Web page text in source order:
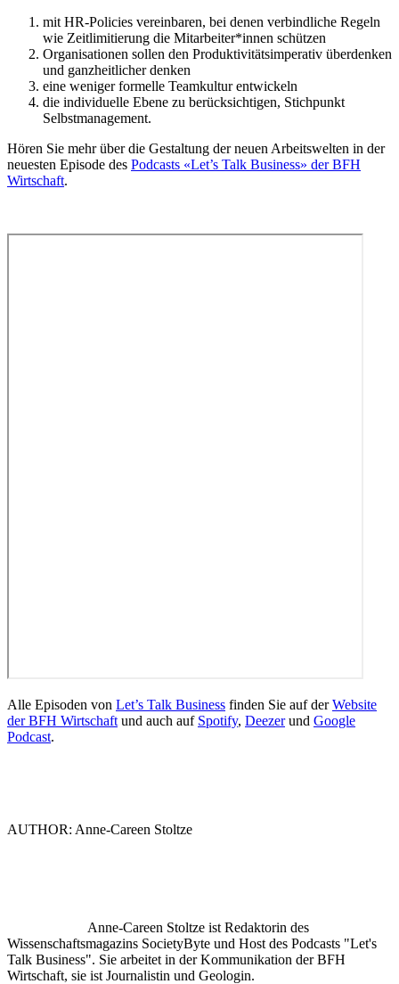
mit HR-Policies vereinbaren, bei denen verbindliche Regeln
wie Zeitlimitierung die Mitarbeiter*innen schützen
Organisationen sollen den Produktivitätsimperativ überdenken
und ganzheitlicher denken
eine weniger formelle Teamkultur entwickeln
die individuelle Ebene zu berücksichtigen, Stichpunkt
Selbstmanagement.
Hören Sie mehr über die Gestaltung der neuen Arbeitswelten in der
neuesten Episode des Podcasts «Let’s Talk Business» der BFH
Wirtschaft.
Alle Episoden von Let’s Talk Business finden Sie auf derWebsite
der BFH Wirtschaft und auch auf Spotify, Deezerund Google
Podcast.
AUTHOR: Anne-Careen Stoltze
Anne-Careen Stoltze ist Redaktorin des
Wissenschaftsmagazins SocietyByte und Host des Podcasts "Let's
Talk Business". Sie arbeitet in der Kommunikation der BFH
Wirtschaft, sie ist Journalistin und Geologin.